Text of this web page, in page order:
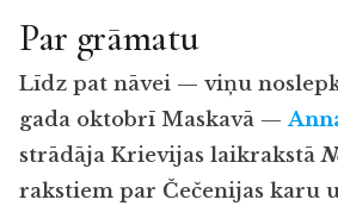
Par grāmatu
Līdz pat nāvei — viņu
gada oktobrī Maskavā —
strādāja Krievijas laikrakstā
rakstiem par Čečenijas karu